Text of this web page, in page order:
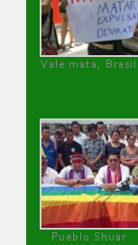
Vale mata, Brasil
Pueblo Shuar